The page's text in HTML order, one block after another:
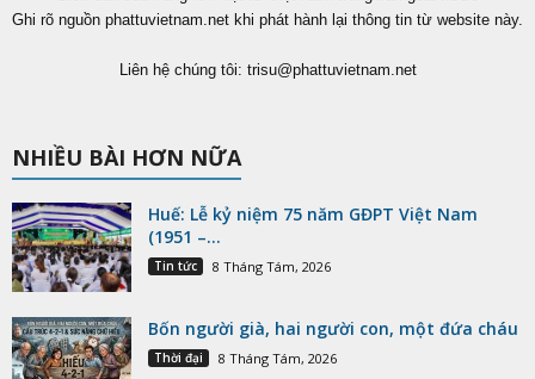
Ghi rõ nguồn phattuvietnam.net khi phát hành lại thông tin từ website này.
Liên hệ chúng tôi: trisu@phattuvietnam.net
NHIỀU BÀI HƠN NỮA
Huế: Lễ kỷ niệm 75 năm GĐPT Việt Nam
(1951 –...
Tin tức 8 Tháng Tám, 2026
Bốn người già, hai người con, một đứa cháu
Thời đại 8 Tháng Tám, 2026